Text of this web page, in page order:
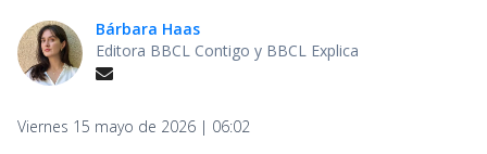
Bárbara Haas
Editora BBCL Contigo y BBCL Explica
Viernes 15 mayo de 2026 | 06:02